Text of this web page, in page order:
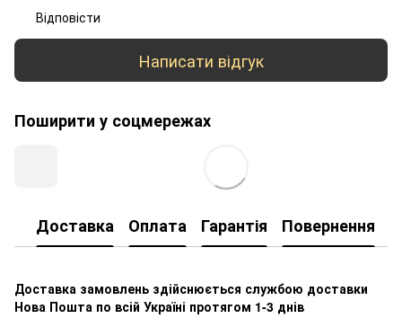
Відповісти
Написати відгук
Поширити у соцмережах
Доставка Оплата Гарантія Повернення
Доставка замовлень здійснюється службою доставки
Нова Пошта по всій Україні протягом 1-3 днів